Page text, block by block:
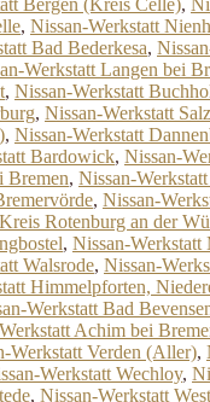
Bergen (Kreis Celle),
, Nissan-Werkstatt
Bad Bederkesa,
Werkstatt Langen bei
, Nissan-Werkstatt
, Nissan-Werkstatt
, Nissan-Werkstatt
Bardowick, Nissan-
Bremen, Nissan-
, Nissan-
Rotenburg an der
, Nissan-Werkstatt
Walsrode, Nissan-
Himmelpforten,
Werkstatt Bad
Achim bei
Werkstatt Verden (Aller),
Werkstatt Wechloy,
, Nissan-Werkstatt